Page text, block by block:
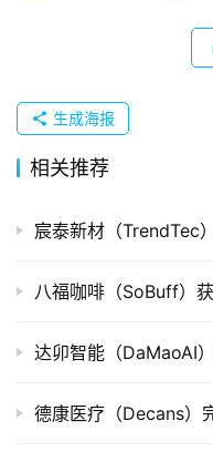
布
并
重
司
市
投稿
生成海报
相关推荐
宸泰新材（TrendTec
八福咖啡（SoBuff）
达卯智能（DaMaoAI
德康医疗（Decans）